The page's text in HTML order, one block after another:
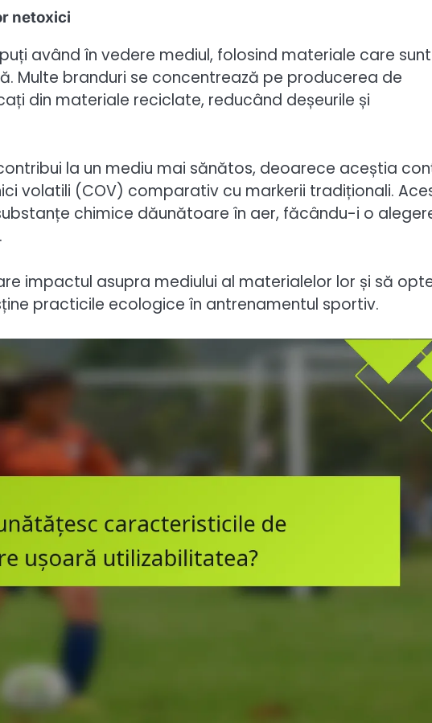
netoxici
având în vedere mediul, folosind materiale care sunt
Multe branduri se concentrează pe producerea de
din materiale reciclate, reducând deșeurile și
la un mediu mai sănătos, deoarece aceștia
volatili (COV) comparativ cu markerii tradiționali.
chimice dăunătoare în aer, făcându-i o
impactul asupra mediului al materialelor lor și să
practicile ecologice în antrenamentul sportiv.